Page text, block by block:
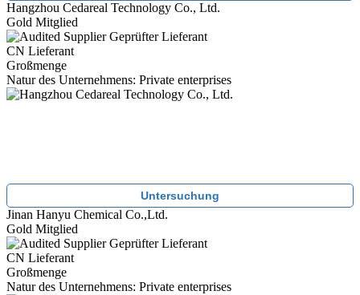
Hangzhou Cedareal Technology Co., Ltd.
Gold Mitglied
Geprüfter Lieferant
CN Lieferant
Großmenge
Natur des Unternehmens: Private enterprises
Untersuchung
Jinan Hanyu Chemical Co.,Ltd.
Gold Mitglied
Geprüfter Lieferant
CN Lieferant
Großmenge
Natur des Unternehmens: Private enterprises